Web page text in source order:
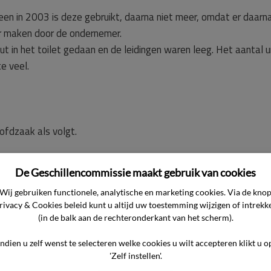
in 2003 is deze gebruikt, daarna niet meer, omdat er
door de ondernemer.
in het toilet gedaan en de leidingen waren leeg. Het aantal
veel.
als volgt.
consument hem in gebreke stelt. De ondernemer heeft
factuurbedrag te crediteren onder intrekking van het
hoofdzaak – het volgende aangevoerd.
De Geschillencommissie maakt gebruik van cookies
Wij gebruiken functionele, analytische en marketing cookies. Via de knop
& Cookies beleid kunt u altijd uw toestemming wijzigen of
(in de balk aan de rechteronderkant van het scherm).
u zelf wenst te selecteren welke cookies u wilt accepteren klikt u
'Zelf instellen'.